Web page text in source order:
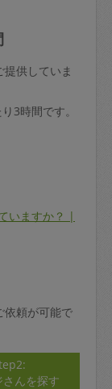
供していま
3時間です。
いますか？ |
依頼が可能で
さんを探す